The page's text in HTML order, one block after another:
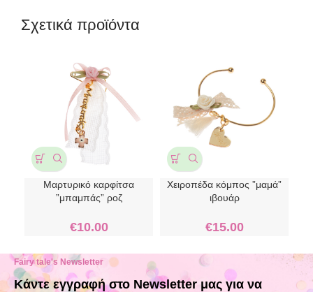
Σχετικά προϊόντα
Μαρτυρικό καρφίτσα
”μπαμπάς” ροζ
€10.00
Χειροπέδα κόμπος ”μαμά”
ιβουάρ
€15.00
Fairy tale's Newsletter
Κάντε εγγραφή στο Newsletter μας για να